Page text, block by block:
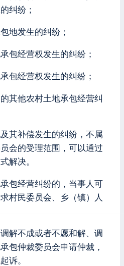
纠纷；
地发生的纠纷；
包经营权发生的纠纷；
包经营权发生的纠纷；
其他农村土地承包经营纠
其补偿发生的纠纷，不属
会的受理范围，可以通过
解决。
包经营纠纷的，当事人可
村民委员会、乡（镇）人
解不成或者不愿和解、调
包仲裁委员会申请仲裁，
诉。